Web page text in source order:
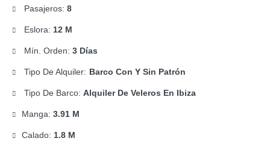
Pasajeros: 8
Eslora: 12 M
Mín. Orden: 3 Días
Tipo De Alquiler: Barco Con Y Sin Patrón
Tipo De Barco: Alquiler De Veleros En Ibiza
Manga: 3.91 M
Calado: 1.8 M